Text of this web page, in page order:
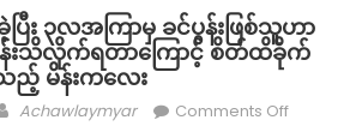
း ၃လအကြာမှ ခင်ပွန်းဖြစ်သူဟာ
မှန်းသိလိုက်ရတာကြောင့် စိတ်ထိခိုက်
ည့် မိန်းကလေး
Author
Achawlaymyar Comments Offon